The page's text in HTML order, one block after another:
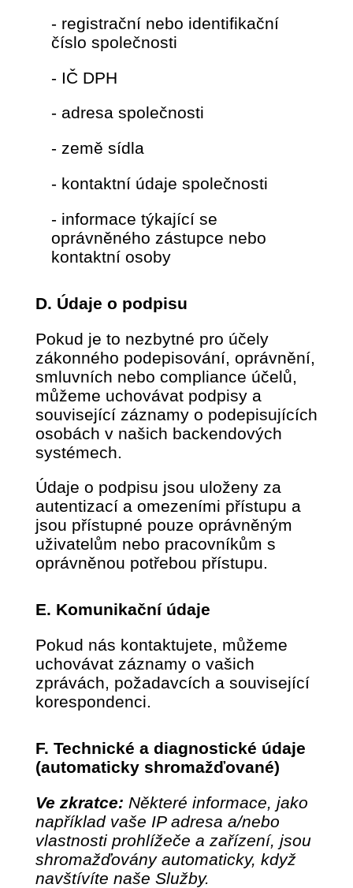
- registrační nebo identifikační
číslo společnosti
- IČ DPH
- adresa společnosti
- země sídla
- kontaktní údaje společnosti
- informace týkající se
oprávněného zástupce nebo
kontaktní osoby
D. Údaje o podpisu
Pokud je to nezbytné pro účely
zákonného podepisování, oprávnění,
smluvních nebo compliance účelů,
můžeme uchovávat podpisy a
související záznamy o podepisujících
osobách v našich backendových
systémech.
Údaje o podpisu jsou uloženy za
autentizací a omezeními přístupu a
jsou přístupné pouze oprávněným
uživatelům nebo pracovníkům s
oprávněnou potřebou přístupu.
E. Komunikační údaje
Pokud nás kontaktujete, můžeme
uchovávat záznamy o vašich
zprávách, požadavcích a související
korespondenci.
F. Technické a diagnostické údaje
(automaticky shromažďované)
Ve zkratce: Některé informace, jako
například vaše IP adresa a/nebo
vlastnosti prohlížeče a zařízení, jsou
shromažďovány automaticky, když
navštívíte naše Služby.